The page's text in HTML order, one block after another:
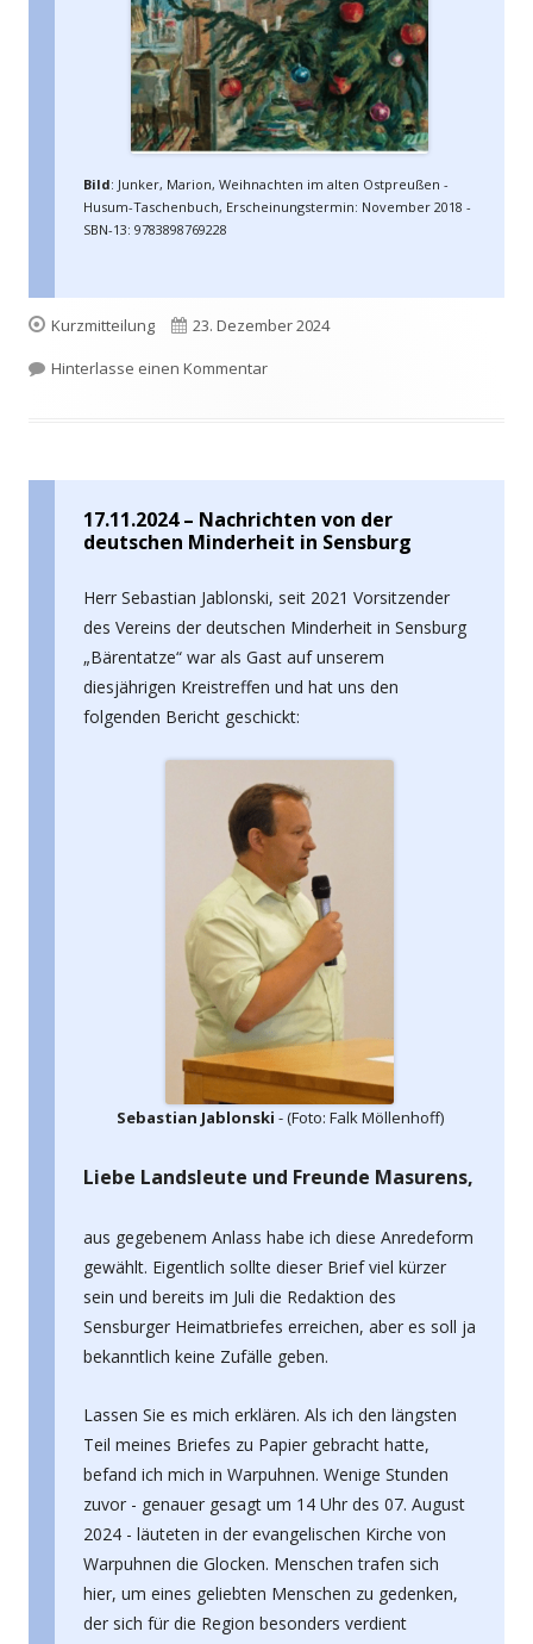
Bild: Junker, Marion, Weihnachten im alten Ostpreußen -
Husum-Taschenbuch, Erscheinungstermin: November 2018 -
SBN-13: 9783898769228
Format
Kurzmitteilung
Veröffentlicht
am
23. Dezember 2024
Hinterlasse einen Kommentarzu 23.12.2024 – Weihnachts- und
17.11.2024 – Nachrichten von der
deutschen Minderheit in Sensburg
Herr Sebastian Jablonski, seit 2021 Vorsitzender
des Vereins der deutschen Minderheit in Sensburg
„Bärentatze“ war als Gast auf unserem
diesjährigen Kreistreffen und hat uns den
folgenden Bericht geschickt:
Sebastian Jablonski - (Foto: Falk Möllenhoff)
Liebe Landsleute und Freunde Masurens,
aus gegebenem Anlass habe ich diese Anredeform
gewählt. Eigentlich sollte dieser Brief viel kürzer
sein und bereits im Juli die Redaktion des
Sensburger Heimatbriefes erreichen, aber es soll ja
bekanntlich keine Zufälle geben.
Lassen Sie es mich erklären. Als ich den längsten
Teil meines Briefes zu Papier gebracht hatte,
befand ich mich in Warpuhnen. Wenige Stunden
zuvor - genauer gesagt um 14 Uhr des 07. August
2024 - läuteten in der evangelischen Kirche von
Warpuhnen die Glocken. Menschen trafen sich
hier, um eines geliebten Menschen zu gedenken,
der sich für die Region besonders verdient